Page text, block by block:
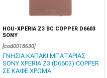
HOU-XPERIA Z3 BC COPPER D6603
SONY
[cod0018630]
ΓΝΗΣΙΑ ΚΑΠΑΚΙ ΜΠΑΤΑΡΙΑΣ
SONY XPERIA Z3 (D6603) COPPER
ΣΕ ΚΑΦΕ ΧΡΩΜΑ